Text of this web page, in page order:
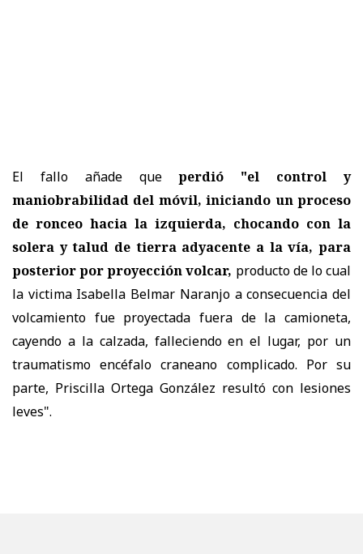
El fallo añade queperdió "el control y
maniobrabilidad del móvil, iniciando un proceso
de ronceo hacia la izquierda, chocando con la
solera y talud de tierra adyacente a la vía, para
posterior por proyección volcar, producto de lo cual
la victima Isabella Belmar Naranjo a consecuencia del
volcamiento fue proyectada fuera de la camioneta,
cayendo a la calzada, falleciendo en el lugar, por un
traumatismo encéfalo craneano complicado. Por su
parte, Priscilla Ortega González resultó con lesiones
leves".